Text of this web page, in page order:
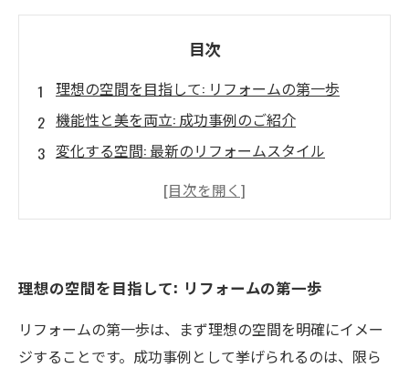
目次
理想の空間を目指して: リフォームの第一歩
機能性と美を両立: 成功事例のご紹介
変化する空間: 最新のリフォームスタイル
専門家のアドバイス: 施工プロセスの重要なポイ
ント
機能的で魅力的な住まいを実現しよう!
理想の空間を目指して: リフォームの第一歩
リフォームの第一歩は、まず理想の空間を明確にイメー
ジすることです。成功事例として挙げられるのは、限ら